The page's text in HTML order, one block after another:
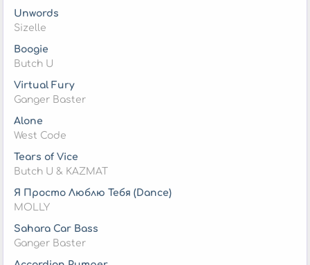
Unwords
Sizelle
Boogie
Butch U
Virtual Fury
Ganger Baster
Alone
West Code
Tears of Vice
Butch U & KAZMAT
Я Просто Люблю Тебя (Dance)
MOLLY
Sahara Car Bass
Ganger Baster